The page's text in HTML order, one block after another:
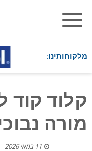
מלקוחותינו:
קלוד קוד
מורה
11 במאי 2026